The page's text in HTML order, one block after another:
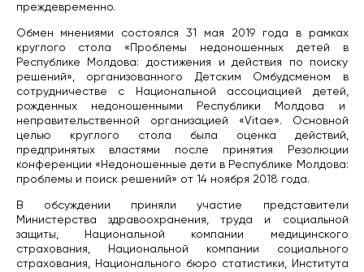
преждевременно.
Обмен мнениями состоялся 31 мая 2019 года в рамках
круглого стола «Проблемы недоношенных детей в
Республике Молдова: достижения и действия по поиску
решений», организованного Детским Омбудсменом в
сотрудничестве с Национальной ассоциацией детей,
рожденных недоношенными Республики Молдова и
неправительственной организацией «Vitae». Основной
целью круглого стола была оценка действий,
предпринятых властями после принятия Резолюции
конференции «Недоношенные дети в Республике Молдова:
проблемы и поиск решений» от 14 ноября 2018 года.
В обсуждении приняли участие представители
Министерства здравоохранения, труда и социальной
защиты, Национальной компании медицинского
страхования, Национальной компании социального
страхования, Национального бюро статистики, Института